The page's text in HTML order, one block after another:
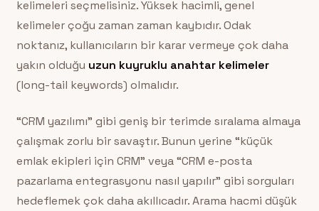
kelimeleri seçmelisiniz. Yüksek hacimli, genel
kelimeler çoğu zaman zaman kaybıdır. Odak
noktanız, kullanıcıların bir karar vermeye çok daha
yakın olduğu uzun kuyruklu anahtar kelimeler
(long-tail keywords) olmalıdır.
“CRM yazılımı” gibi geniş bir terimde sıralama almaya
çalışmak zorlu bir savaştır. Bunun yerine “küçük
emlak ekipleri için CRM” veya “CRM e-posta
pazarlama entegrasyonu nasıl yapılır” gibi sorguları
hedeflemek çok daha akıllıcadır. Arama hacmi düşük